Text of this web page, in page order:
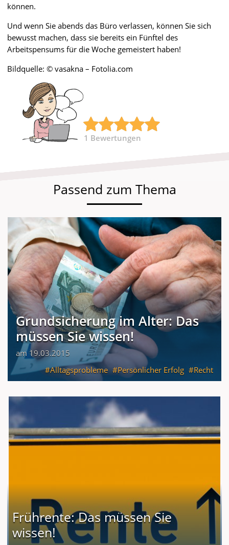
können.
Und wenn Sie abends das Büro verlassen, können Sie sich
bewusst machen, dass sie bereits ein Fünftel des
Arbeitspensums für die Woche gemeistert haben!
Bildquelle: © vasakna – Fotolia.com
1 Bewertungen
Passend zum Thema
Grundsicherung im Alter: Das
müssen Sie wissen!
am 19.03.2015
Alltagsprobleme
Persönlicher Erfolg Recht
Frührente: Das müssen Sie
wissen!